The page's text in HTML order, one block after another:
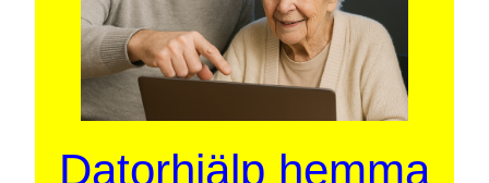
Datorhjälp hemma